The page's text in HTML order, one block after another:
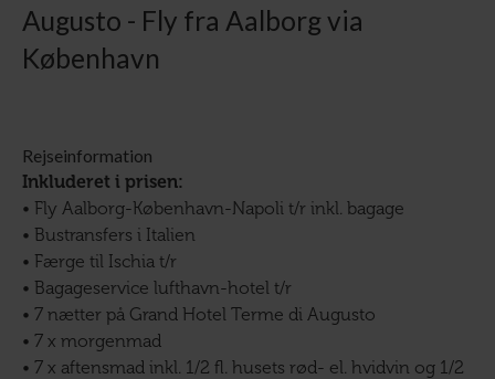
Augusto - Fly fra Aalborg via
København
Rejseinformation
Inkluderet i prisen:
• Fly Aalborg-København-Napoli t/r inkl. bagage
• Bustransfers i Italien
• Færge til Ischia t/r
• Bagageservice lufthavn-hotel t/r
• 7 nætter på Grand Hotel Terme di Augusto
• 7 x morgenmad
• 7 x aftensmad inkl. 1/2 fl. husets rød- el. hvidvin og 1/2